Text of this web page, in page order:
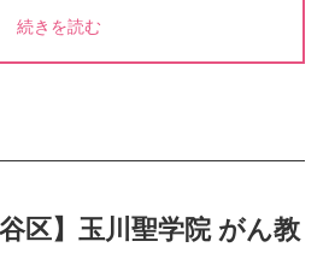
続きを読む
区】玉川聖学院 がん教